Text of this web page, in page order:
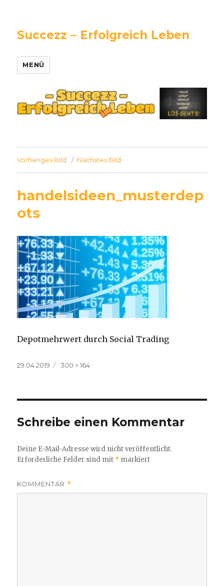
Succezz – Erfolgreich Leben
MENÜ
Vorheriges Bild Nächstes Bild
handelsideen_musterdep
ots
Depotmehrwert durch Social Trading
Veröffentlicht
29.04.2019
Volle
300 × 164
Schreibe einen Kommentar
Deine E-Mail-Adresse wird nicht veröffentlicht.
Erforderliche Felder sind mit * markiert
KOMMENTAR *